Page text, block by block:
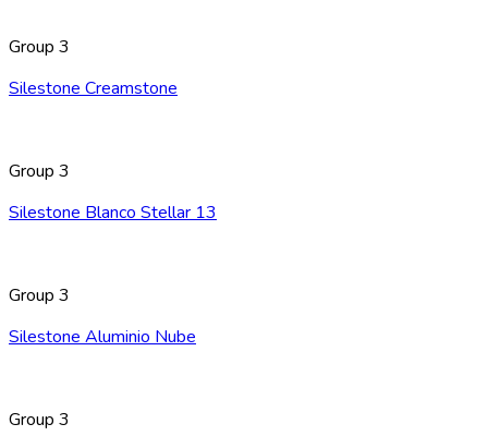
Group 3
Silestone Creamstone
Group 3
Silestone Blanco Stellar 13
Group 3
Silestone Aluminio Nube
Group 3